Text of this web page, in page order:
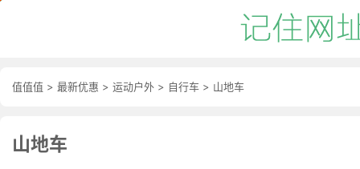
值值值 > 最新优惠 > 运动户外 > 自行车 > 山地车
山地车